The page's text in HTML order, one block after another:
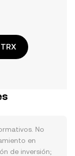
No
en
de inversión;